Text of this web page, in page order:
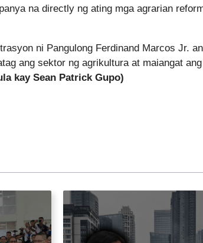
na directly ng ating mga agrarian
ni Pangulong Ferdinand Marcos Jr.
ang sektor ng agrikultura at maiangat ang
kay Sean Patrick Gupo)